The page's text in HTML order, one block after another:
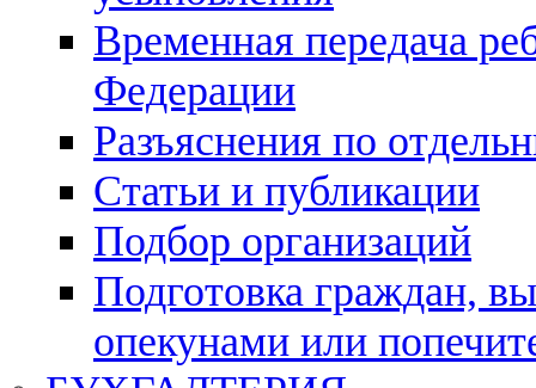
Временная передача
Федерации
Разъяснения по
Статьи и публикации
Подбор организаций
Подготовка граждан,
опекунами или